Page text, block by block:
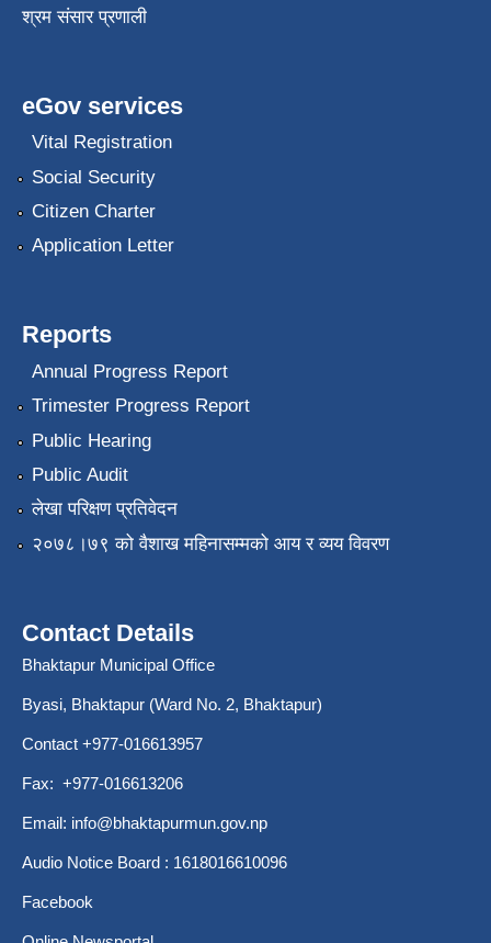
श्रम संसार प्रणाली
eGov services
Vital Registration
Social Security
Citizen Charter
Application Letter
Reports
Annual Progress Report
Trimester Progress Report
Public Hearing
Public Audit
लेखा परिक्षण प्रतिवेदन
२०७८।७९ को वैशाख महिनासम्मको आय र व्यय विवरण
Contact Details
Bhaktapur Municipal Office
Byasi, Bhaktapur (Ward No. 2, Bhaktapur)
Contact +977-016613957
Fax: +977-016613206
Email: info@bhaktapurmun.gov.np
Audio Notice Board : 1618016610096
Facebook